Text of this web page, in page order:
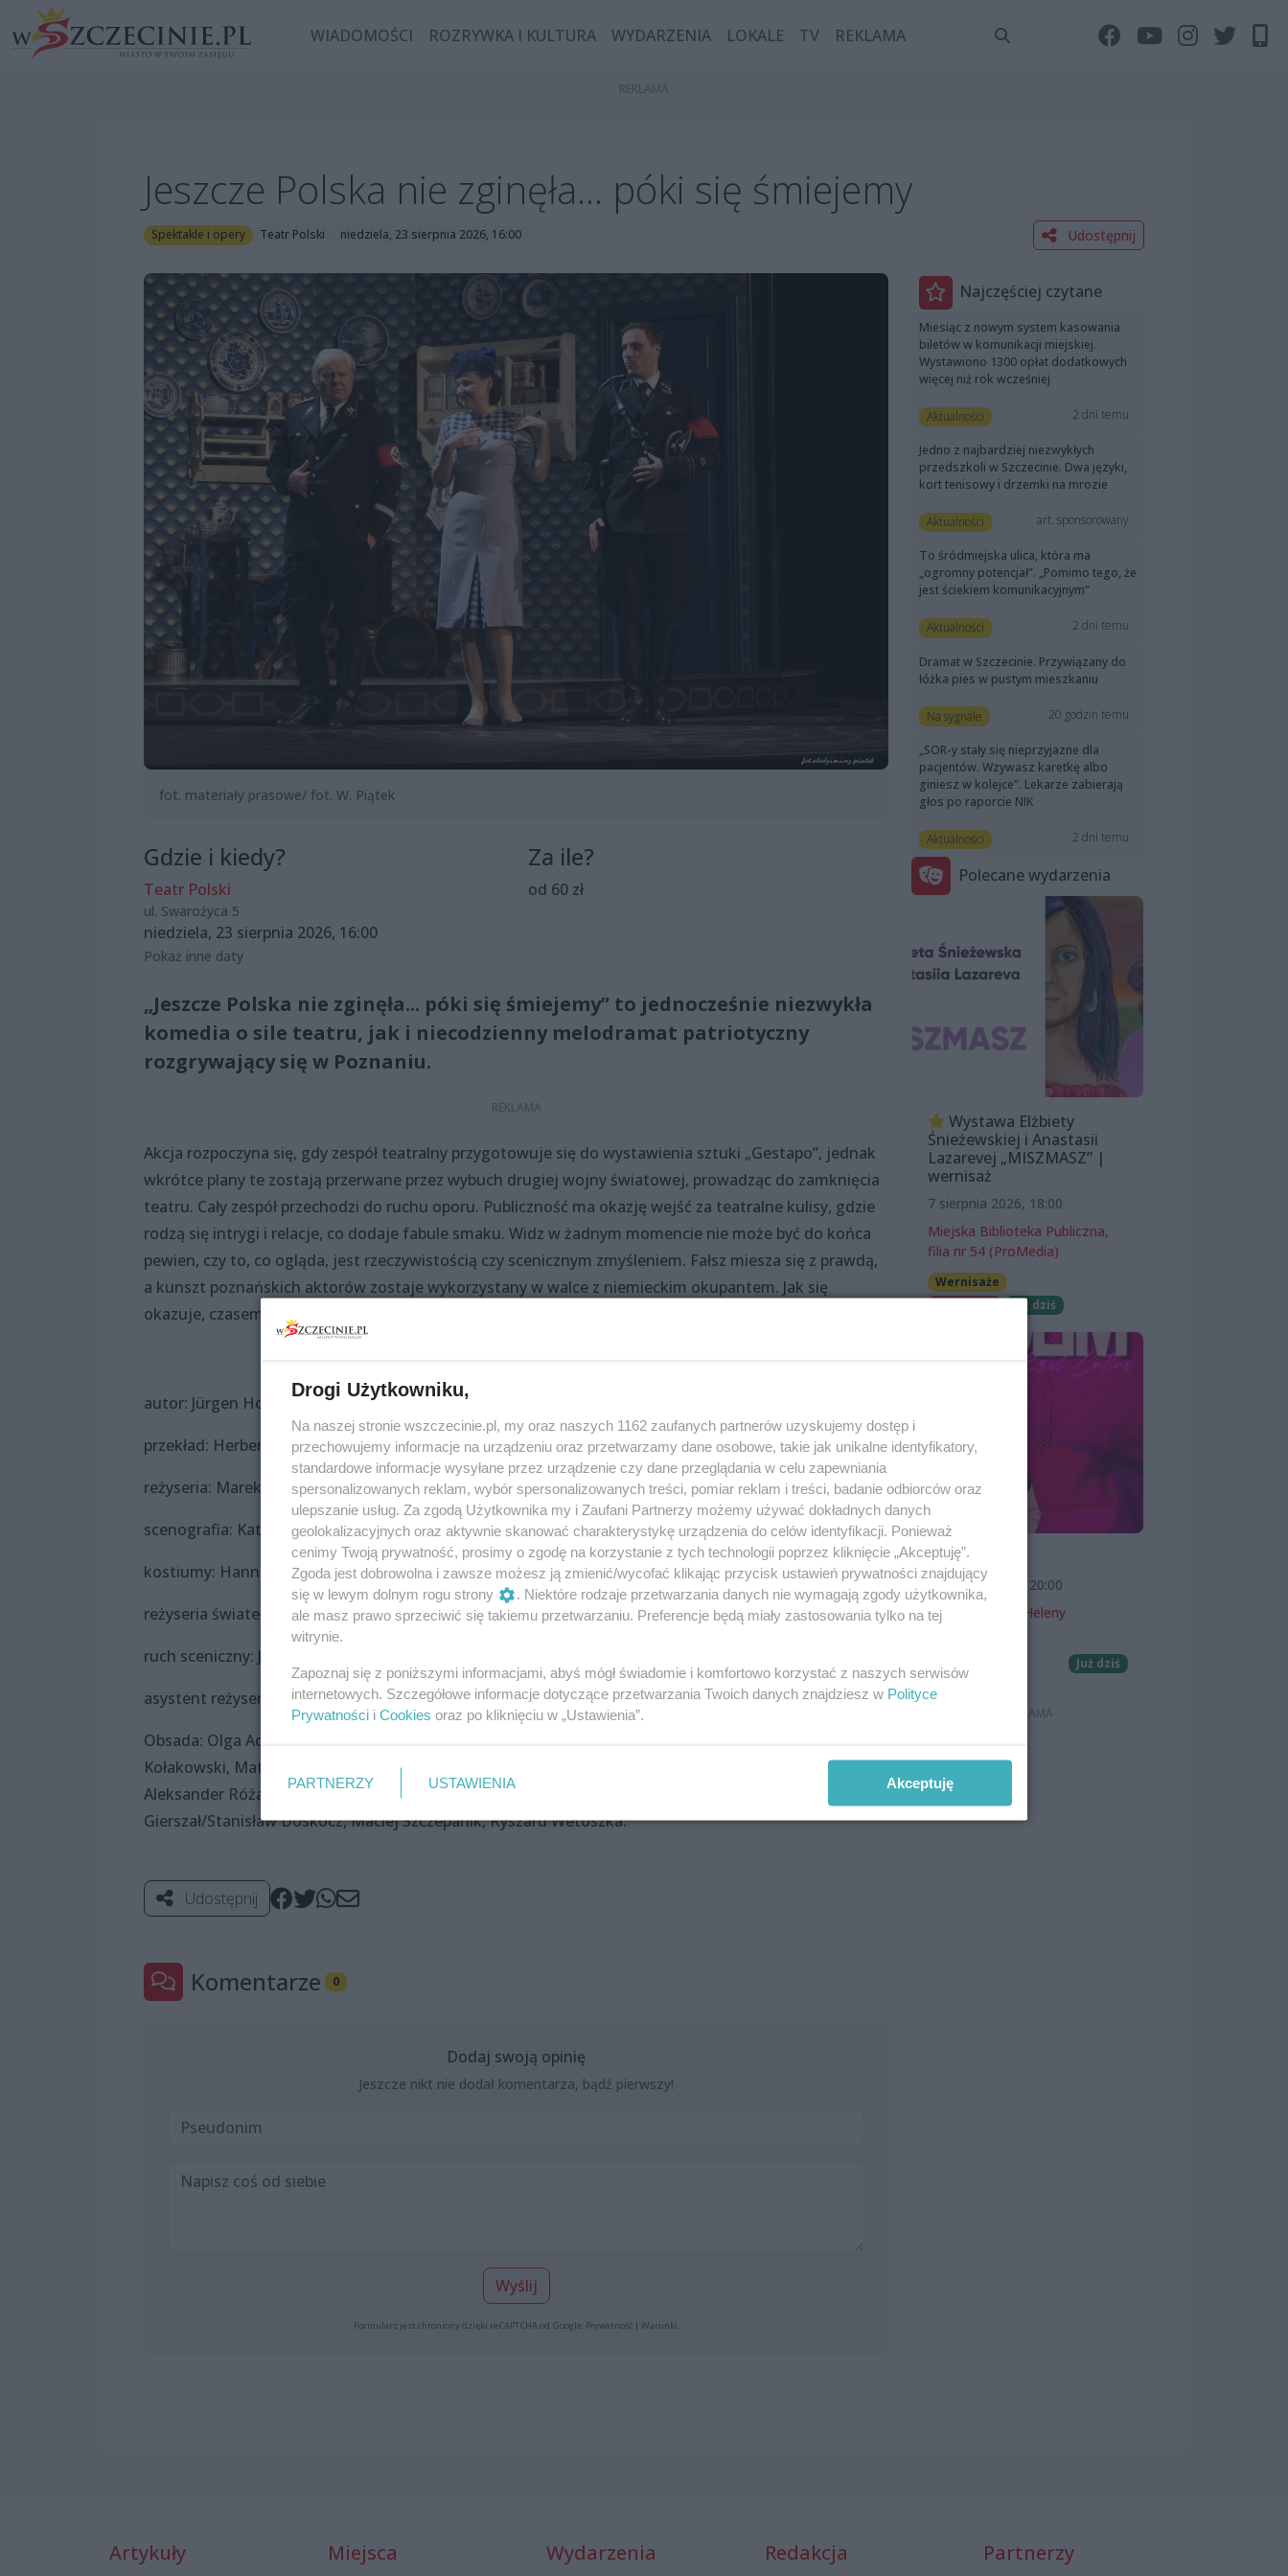
WIADOMOŚCI ROZRYWKA I KULTURA WYDARZENIA LOKALE TV REKLAMA
Jeszcze Polska nie zginęła... póki się śmiejemy
Spektakle i opery Teatr Polski niedziela, 23 sierpnia 2026, 16:00 Udostępnij
fot. materiały prasowe/ fot. W. Piątek
Gdzie i kiedy?
Teatr Polski
ul. Swarożyca 5
niedziela, 23 sierpnia 2026, 16:00
Za ile?
od 60 zł
Pokaż inne daty
„Jeszcze Polska nie zginęła... póki się śmiejemy” to jednocześnie niezwykła
komedia o sile teatru, jak i niecodzienny melodramat patriotyczny
rozgrywający się w Poznaniu.
Akcja rozpoczyna się, gdy zespół teatralny przygotowuje się do wystawienia sztuki „Gestapo”, jednak
wkrótce plany te zostają przerwane przez wybuch drugiej wojny światowej, prowadząc do zamknięcia
teatru. Cały zespół przechodzi do ruchu oporu. Publiczność ma okazję wejść za teatralne kulisy, gdzie
rodzą się intrygi i relacje, co dodaje fabule smaku. Widz w żadnym momencie nie może być do końca
pewien, czy to, co ogląda, jest rzeczywistością czy scenicznym zmyśleniem. Fałsz miesza się z prawdą,
a kunszt poznańskich aktorów zostaje wykorzystany w walce z niemieckim okupantem. Jak się
okazuje, czasem wystarczy determinacja, spryt i siła przekonywania, aby uratować kraj przed zagładą.
autor: Jürgen Hofmann
przekład: Herbert Kaluza, Marek Gierszał
reżyseria: Marek Gierszał
scenografia: Katarzyna Banucha
kostiumy: Hanna Sibilski
reżyseria świateł: Peter Mayer
ruch sceniczny: Jarosław Staniek i Katarzyna Zielonka
asystent reżysera: Karol Olszewski
Obsada: Olga Adamska, Joanna Pasternak, Piotr Biernat, Adam Dzieciniak, Michał Janicki, Sławomir
Kołakowski, Mateusz Kostrzyński, Mirosław Kupiec, Tomasz Obara, Karol Olszewski, Jacek Piotrowski,
Aleksander Różanek, Adam Zych, Marek Żerański, Przemysław Żychowski oraz gościnnie: Jozue
Gierszał/Stanisław Doskocz, Maciej Szczepanik, Ryszard Wetoszka.
Udostępnij
Komentarze 0
Dodaj swoją opinię
Jeszcze nikt nie dodał komentarza, bądź pierwszy!
Wyślij
Formularz jest chroniony dzięki reCAPTCHA od Google: Prywatność| Warunki
Najczęściej czytane
Miesiąc z nowym system kasowania
biletów w komunikacji miejskiej.
Wystawiono 1300 opłat dodatkowych
więcej niż rok wcześniej
Aktualności 2 dni temu
Jedno z najbardziej niezwykłych
przedszkoli w Szczecinie. Dwa języki,
kort tenisowy i drzemki na mrozie
Aktualności art. sponsorowany
To śródmiejska ulica, która ma
„ogromny potencjał”. „Pomimo tego, że
jest ściekiem komunikacyjnym”
Aktualności 2 dni temu
Dramat w Szczecinie. Przywiązany do
łóżka pies w pustym mieszkaniu
Na sygnale 20 godzin temu
„SOR-y stały się nieprzyjazne dla
pacjentów. Wzywasz karetkę albo
giniesz w kolejce”. Lekarze zabierają
głos po raporcie NIK
Aktualności 2 dni temu
Polecane wydarzenia
Wystawa Elżbiety
Śnieżewskiej i Anastasii
Lazarevej „MISZMASZ” |
wernisaż
7 sierpnia 2026, 18:00
Miejska Biblioteka Publiczna,
filia nr 54 (ProMedia)
Wernisaże
Już dziś
SKOLIM
7 sierpnia 2026, 20:00
Teatr Letni im. Heleny
Już dziś
Artykuły Miejsca Wydarzenia Redakcja Partnerzy
Drogi Użytkowniku,
Na naszej stronie wszczecinie.pl, my oraz naszych 1162 zaufanych partnerów uzyskujemy dostęp i
przechowujemy informacje na urządzeniu oraz przetwarzamy dane osobowe, takie jak unikalne identyfikatory,
standardowe informacje wysyłane przez urządzenie czy dane przeglądania w celu zapewniania
spersonalizowanych reklam, wybór spersonalizowanych treści, pomiar reklam i treści, badanie odbiorców oraz
ulepszanie usług. Za zgodą Użytkownika my i Zaufani Partnerzy możemy używać dokładnych danych
geolokalizacyjnych oraz aktywnie skanować charakterystykę urządzenia do celów identyfikacji. Ponieważ
cenimy Twoją prywatność, prosimy o zgodę na korzystanie z tych technologii poprzez kliknięcie „Akceptuję”.
Zgoda jest dobrowolna i zawsze możesz ją zmienić/wycofać klikając przycisk ustawień prywatności znajdujący
się w lewym dolnym rogu strony
. Niektóre rodzaje przetwarzania danych nie wymagają zgody użytkownika,
ale masz prawo sprzeciwić się takiemu przetwarzaniu. Preferencje będą miały zastosowania tylko na tej
witrynie.
Zapoznaj się z poniższymi informacjami, abyś mógł świadomie i komfortowo korzystać z naszych serwisów
internetowych. Szczegółowe informacje dotyczące przetwarzania Twoich danych znajdziesz w Polityce
Prywatności i Cookies oraz po kliknięciu w „Ustawienia”.
PARTNERZY USTAWIENIA Akceptuję